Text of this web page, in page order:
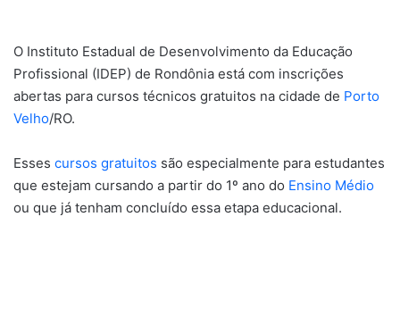
O Instituto Estadual de Desenvolvimento da Educação
Profissional (IDEP) de Rondônia está com inscrições
abertas para cursos técnicos gratuitos na cidade de Porto
Velho/RO.
Esses cursos gratuitos são especialmente para estudantes
que estejam cursando a partir do 1º ano do Ensino Médio
ou que já tenham concluído essa etapa educacional.